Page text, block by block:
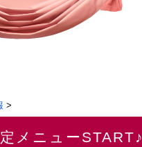
>
メニューSTART♪